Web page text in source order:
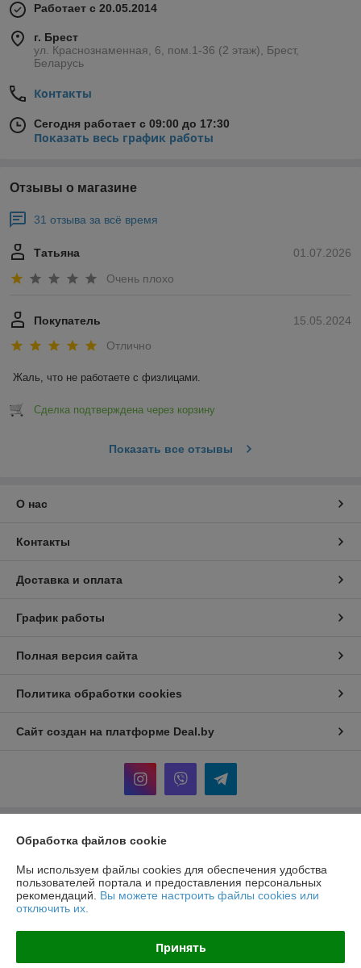
Работает с 20.05.2014
г. Брест
ул. Краснознаменная, 6, пом.1-36 (2 этаж), Брест,
Беларусь
Контакты
Сегодня работает с 09:00 до 17:30
Показать весь график работы
Отзывы о магазине
31 отзыва за всё время
01.07.2026
Татьяна
Очень плохо
15.05.2024
Покупатель
Отлично
Жаль, что не работаете с физлицами.
Сделка подтверждена через корзину
Показать все отзывы
О нас
Контакты
Доставка и оплата
График работы
Полная версия сайта
Политика обработки cookies
Сайт создан на платформе Deal.by
Информация для покупателя
Юридическое лицо: Общество с ограниченной ответственностью
"Хотокси"
Республика Беларусь, 224704, Брестская область, г. Брест, ул.
Краснознаменная, д. 6, пом. 1-36
Обработка файлов cookie
Мы используем файлы cookies для обеспечения удобства
пользователей портала и предоставления персональных
рекомендаций. Вы можете настроить файлы cookies или
отключить их.
Принять